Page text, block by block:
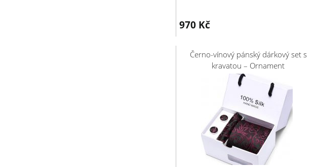
970 Kč
Černo-vínový pánský dárkový set s
kravatou – Ornament